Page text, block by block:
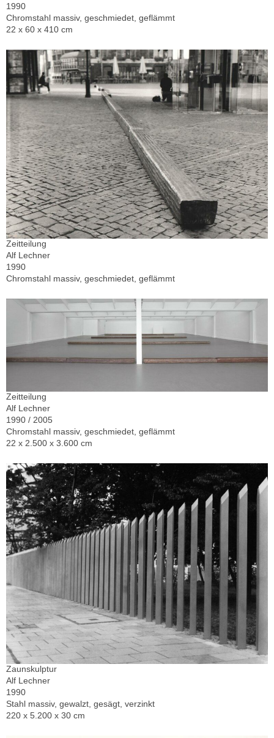
1990
Chromstahl massiv, geschmiedet, geflämmt
22 x 60 x 410 cm
Zeitteilung
Alf Lechner
1990
Chromstahl massiv, geschmiedet, geflämmt
Zeitteilung
Alf Lechner
1990 / 2005
Chromstahl massiv, geschmiedet, geflämmt
22 x 2.500 x 3.600 cm
Zaunskulptur
Alf Lechner
1990
Stahl massiv, gewalzt, gesägt, verzinkt
220 x 5.200 x 30 cm